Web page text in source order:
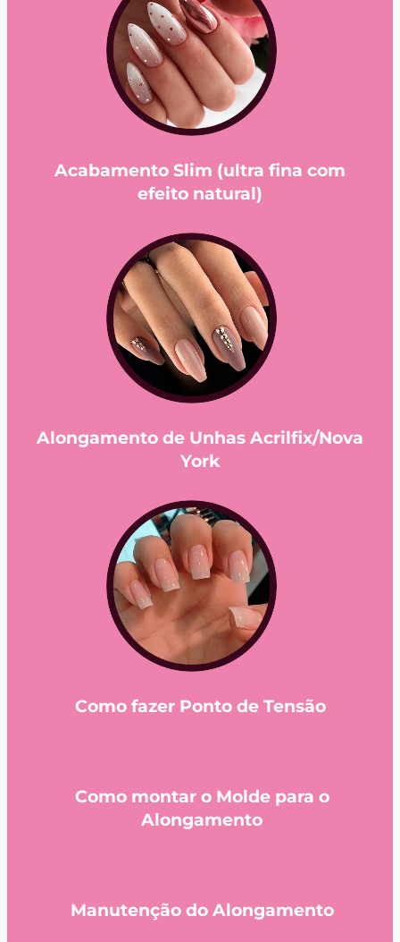
Acabamento Slim (ultra fina com
efeito natural)
Alongamento de Unhas Acrilfix/Nova
York
Como fazer Ponto de Tensão
Como montar o Molde para o
Alongamento
Manutenção do Alongamento